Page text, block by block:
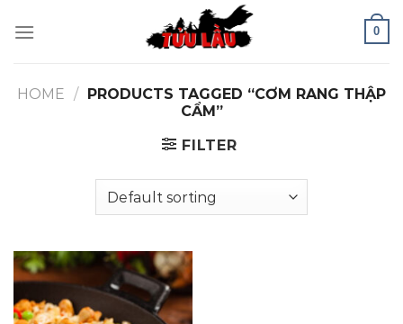
0
HOME / PRODUCTS TAGGED “CƠM RANG THẬP
CẨM”
FILTER